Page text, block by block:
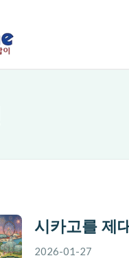
시카고를 제
2026-01-27